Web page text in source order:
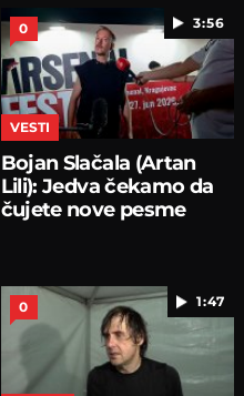
3:56
0
VESTI
Bojan Slačala (Artan
Lili): Jedva čekamo da
čujete nove pesme
1:47
0